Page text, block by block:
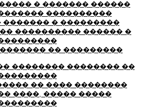
� ������� ������
����������
������� � ���������
���������� ������ �
�� ���������
�������� �������� ��
�� ���� ��������
����, ����� �����